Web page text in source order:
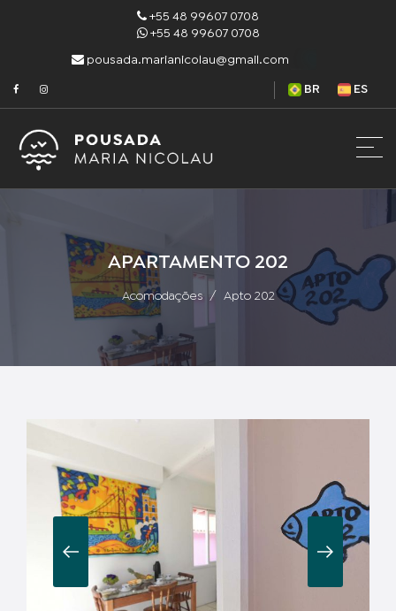
+55 48 99607 0708
+55 48 99607 0708
pousada.marianicolau@gmail.com
BR ES
APARTAMENTO 202
Acomodações Apto 202